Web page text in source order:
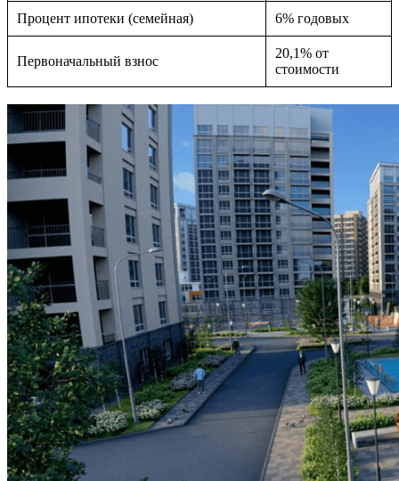
Процент ипотеки (семейная) 6% годовых
Первоначальный взнос
20,1% от
стоимости